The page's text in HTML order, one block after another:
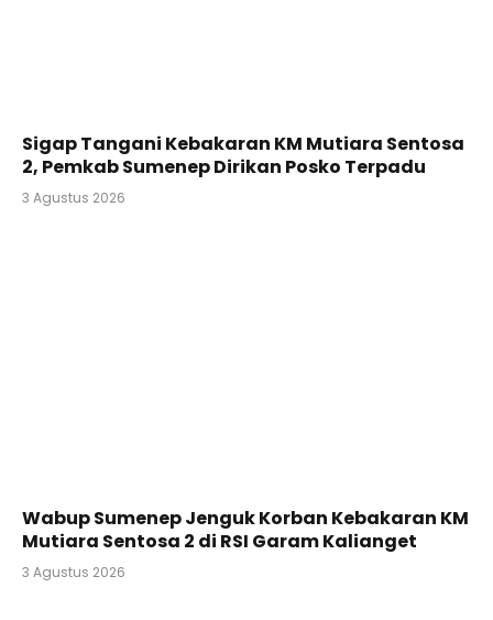
Sigap Tangani Kebakaran KM Mutiara Sentosa
2, Pemkab Sumenep Dirikan Posko Terpadu
3 Agustus 2026
Wabup Sumenep Jenguk Korban Kebakaran KM
Mutiara Sentosa 2 di RSI Garam Kalianget
3 Agustus 2026